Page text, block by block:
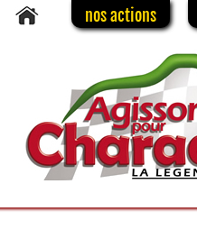
nos actions